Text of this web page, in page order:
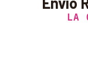
LA